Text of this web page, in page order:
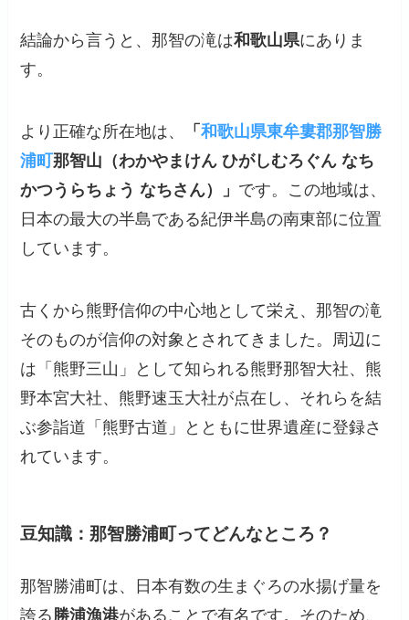
結論から言うと、那智の滝は和歌山県にありま
す。
より正確な所在地は、 「和歌山県東牟婁郡那智勝
浦町那智山（わかやまけん ひがしむろぐん なち
かつうらちょう なちさん）」 です。この地域は、
日本の最大の半島である紀伊半島の南東部に位置
しています。
古くから熊野信仰の中心地として栄え、那智の滝
そのものが信仰の対象とされてきました。周辺に
は「熊野三山」として知られる熊野那智大社、熊
野本宮大社、熊野速玉大社が点在し、それらを結
ぶ参詣道「熊野古道」とともに世界遺産に登録さ
れています。
豆知識：那智勝浦町ってどんなところ？
那智勝浦町は、日本有数の生まぐろの水揚げ量を
誇る勝浦漁港があることで有名です。そのため、